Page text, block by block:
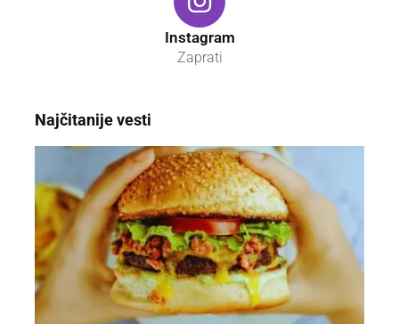
Instagram
Zaprati
Najčitanije vesti